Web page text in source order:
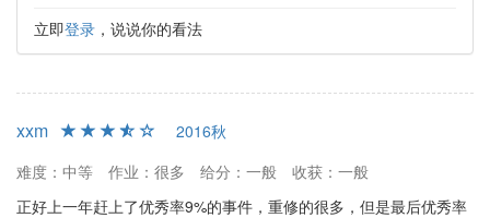
立即登录 ，说说你的看法
xxm
2016秋
难度：中等
作业：很多 给分：一般
收获：一般
正好上一年赶上了优秀率9%的事件，重修的很多，但是最后优秀率